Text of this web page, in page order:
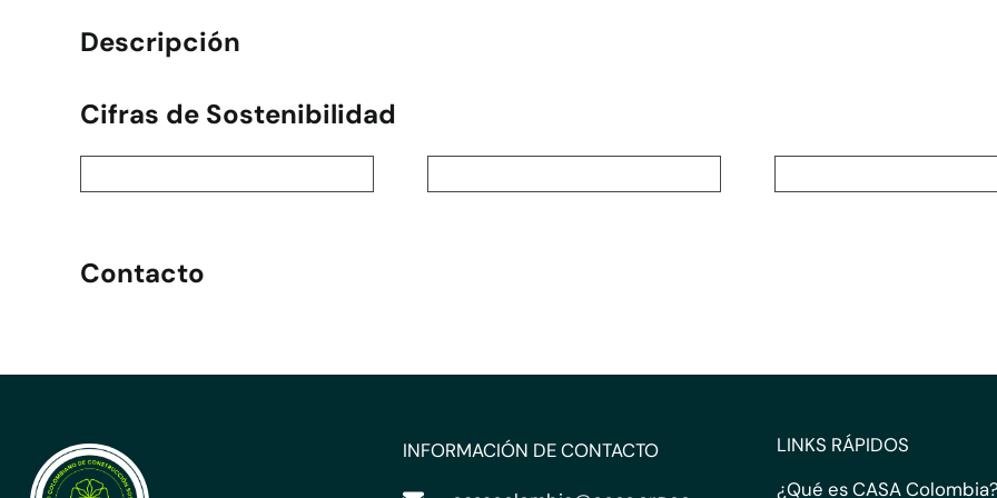
Descripción
Cifras de Sostenibilidad
Contacto
INFORMACIÓN DE CONTACTO
LINKS RÁPIDOS
¿Qué es CASA